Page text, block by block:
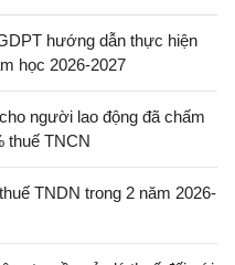
hướng dẫn thực hiện
học 2026-2027
người lao động đã chấm
thuế TNCN
TNDN trong 2 năm 2026-